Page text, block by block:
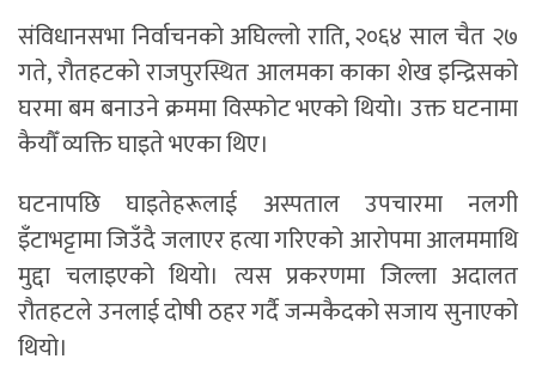
संविधानसभा निर्वाचनको अघिल्लो राति, २०६४ साल चैत २७
गते, रौतहटको राजपुरस्थित आलमका काका शेख इन्द्रिसको
घरमा बम बनाउने क्रममा विस्फोट भएको थियो। उक्त घटनामा
कैयौँ व्यक्ति घाइते भएका थिए।
घटनापछि घाइतेहरूलाई अस्पताल उपचारमा नलगी
इँटाभट्टामा जिउँदै जलाएर हत्या गरिएको आरोपमा आलममाथि
मुद्दा चलाइएको थियो। त्यस प्रकरणमा जिल्ला अदालत
रौतहटले उनलाई दोषी ठहर गर्दै जन्मकैदको सजाय सुनाएको
थियो।